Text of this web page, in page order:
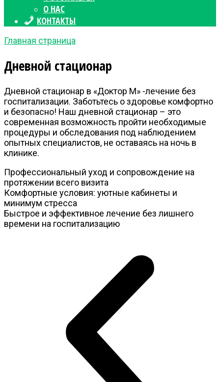
О НАС
КОНТАКТЫ
Главная страница
Дневной стационар
Дневной стационар в «Доктор М» -лечение без
госпитализации. Заботьтесь о здоровье комфортно
и безопасно! Наш дневной стационар – это
современная возможность пройти необходимые
процедуры и обследования под наблюдением
опытных специалистов, не оставаясь на ночь в
клинике.
Профессиональный уход и сопровождение на
протяжении всего визита
Комфортные условия: уютные кабинеты и
минимум стресса
Быстрое и эффективное лечение без лишнего
времени на госпитализацию